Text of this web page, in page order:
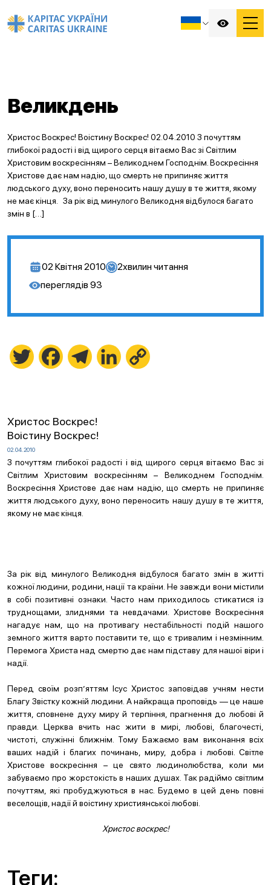
Великдень
Христос Воскрес! Воістину Воскрес! 02.04.2010 З почуттям
глибокої радості і від щирого серця вітаємо Вас зі Світлим
Христовим воскресінням – Великоднем Господнім. Воскресіння
Христове дає нам надію, що смерть не припиняє життя
людського духу, воно переносить нашу душу в те життя, якому
не має кінця. За рік від минулого Великодня відбулося багато
змін в […]
02 Квітня 2010 2хвилин читання
переглядів 93
Twitter FacebookTelegramLinkedIn
Христос Воскрес!
Воістину Воскрес!
02.04.2010
З почуттям глибокої радості і від щирого серця вітаємо Вас зі
Світлим Христовим воскресінням – Великоднем Господнім.
Воскресіння Христове дає нам надію, що смерть не припиняє
життя людського духу, воно переносить нашу душу в те життя,
якому не має кінця.
За рік від минулого Великодня відбулося багато змін в житті
кожної людини, родини, нації та країни. Не завжди вони містили
в собі позитивні ознаки. Часто нам приходилось стикатися із
труднощами, злиднями та невдачами. Христове Воскресіння
нагадує нам, що на противагу нестабільності подій нашого
земного життя варто поставити те, що є тривалим і незмінним.
Перемога Христа над смертю дає нам підставу для нашої віри і
надії.
Перед своїм розп’яттям Ісус Христос заповідав учням нести
Благу Звістку кожній людини. А найкраща проповідь — це наше
життя, сповнене духу миру й терпіння, прагнення до любові й
правди. Церква вчить нас жити в мирі, любові, благочесті,
чистоті, служінні ближнім. Тому Бажаємо вам виконання всіх
ваших надій і благих починань, миру, добра і любові. Світле
Христове воскресіння – це свято людинолюбства, коли ми
забуваємо про жорстокість в наших душах. Так радіймо світлим
почуттям, які пробуджуються в нас. Будемо в цей день повні
веселощів, надії й воістину християнської любові.
Христос воскрес!
Теги: